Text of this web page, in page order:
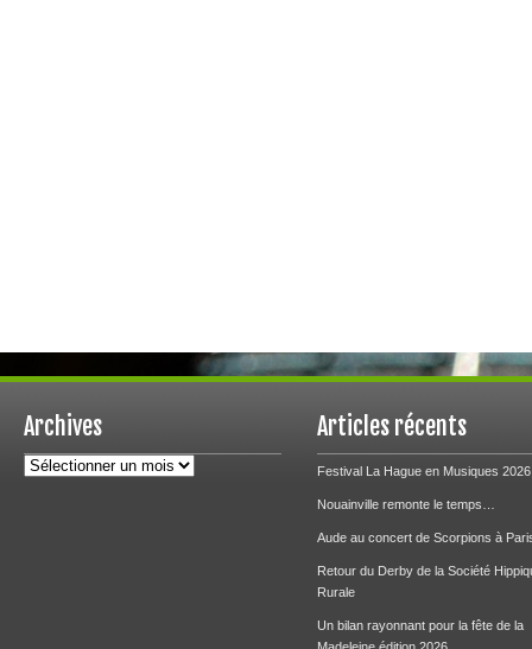
Archives
Archives
Articles récents
Festival La Hague en Musiques 2026
Nouainville remonte le temps…
Aude au concert de Scorpions à
Retour du Derby de la Société
Rurale
Un bilan rayonnant pour la fête de la